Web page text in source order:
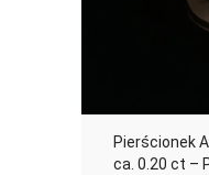
Pierścionek
ca. 0.20 ct –